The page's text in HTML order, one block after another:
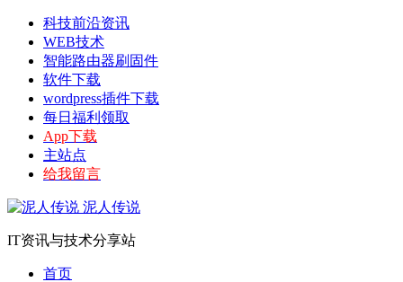
科技前沿资讯
WEB技术
智能路由器刷固件
软件下载
wordpress插件下载
每日福利领取
App下载
主站点
给我留言
泥人传说
IT资讯与技术分享站
首页